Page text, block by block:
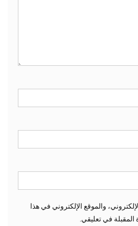
والموقع الإلكتروني في هذا
المقبلة في تعليقي.